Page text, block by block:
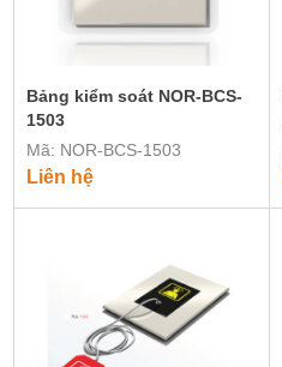
Bảng kiểm soát NOR-BCS-
1503
Mã: NOR-BCS-1503
Liên hệ